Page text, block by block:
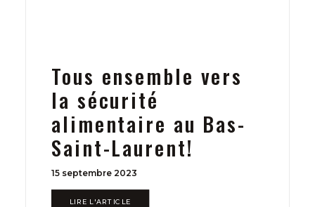
Tous ensemble vers
la sécurité
alimentaire au Bas-
Saint-Laurent!
15 septembre 2023
LIRE L'ARTICLE